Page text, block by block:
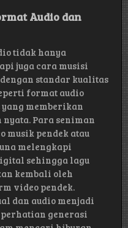
Audio dan
tidak hanya
juga cara musisi
standar kualitas
format audio
memberikan
Para seniman
pendek atau
melengkapi
sehingga lagu
kembali oleh
video pendek.
dan audio menjadi
generasi